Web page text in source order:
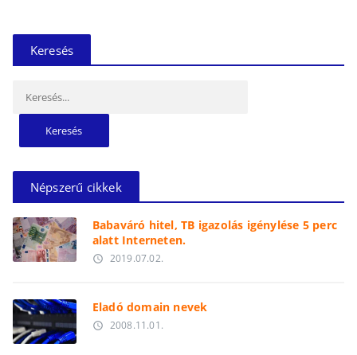
Keresés
Népszerű cikkek
Babaváró hitel, TB igazolás igénylése 5 perc
alatt Interneten.
access_time 2019.07.02.
Eladó domain nevek
access_time 2008.11.01.